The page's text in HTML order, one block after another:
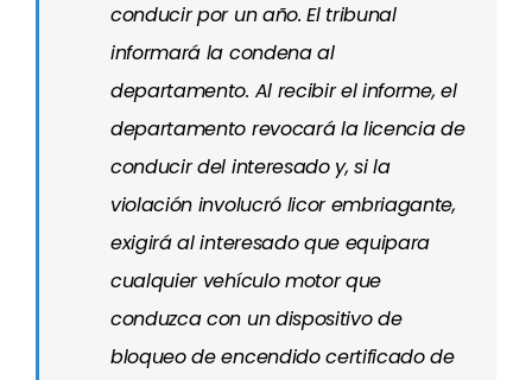
conducir por un año. El tribunal
informará la condena al
departamento. Al recibir el informe, el
departamento revocará la licencia de
conducir del interesado y, si la
violación involucró licor embriagante,
exigirá al interesado que equipara
cualquier vehículo motor que
conduzca con un dispositivo de
bloqueo de encendido certificado de